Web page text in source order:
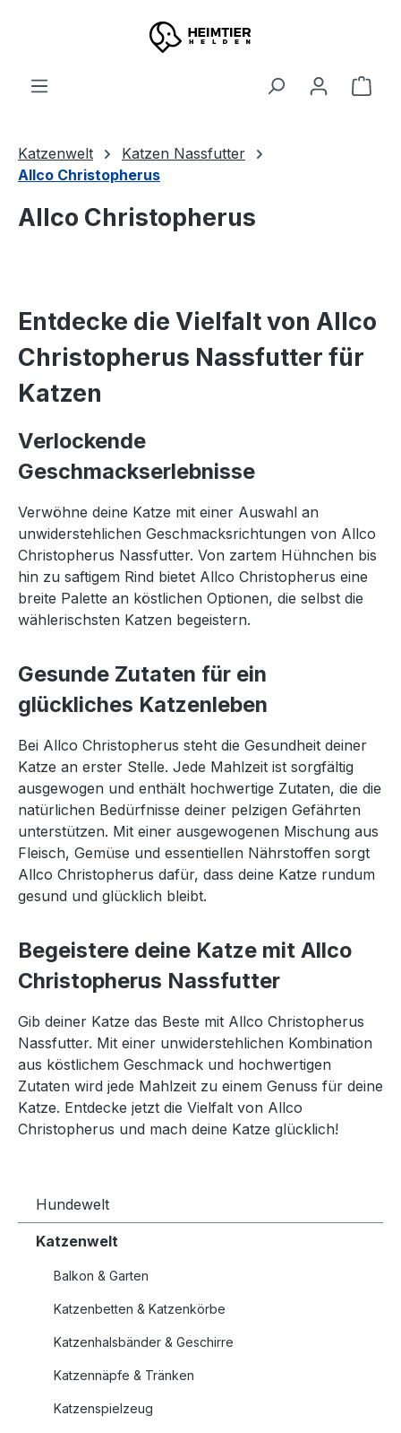
Zum Hauptinhalt springen
Katzenwelt
Katzen Nassfutter
Allco Christopherus
Allco Christopherus
Entdecke die Vielfalt von Allco
Christopherus Nassfutter für
Katzen
Verlockende
Geschmackserlebnisse
Verwöhne deine Katze mit einer Auswahl an
unwiderstehlichen Geschmacksrichtungen von Allco
Christopherus Nassfutter. Von zartem Hühnchen bis
hin zu saftigem Rind bietet Allco Christopherus eine
breite Palette an köstlichen Optionen, die selbst die
wählerischsten Katzen begeistern.
Gesunde Zutaten für ein
glückliches Katzenleben
Bei Allco Christopherus steht die Gesundheit deiner
Katze an erster Stelle. Jede Mahlzeit ist sorgfältig
ausgewogen und enthält hochwertige Zutaten, die die
natürlichen Bedürfnisse deiner pelzigen Gefährten
unterstützen. Mit einer ausgewogenen Mischung aus
Fleisch, Gemüse und essentiellen Nährstoffen sorgt
Allco Christopherus dafür, dass deine Katze rundum
gesund und glücklich bleibt.
Begeistere deine Katze mit Allco
Christopherus Nassfutter
Gib deiner Katze das Beste mit Allco Christopherus
Nassfutter. Mit einer unwiderstehlichen Kombination
aus köstlichem Geschmack und hochwertigen
Zutaten wird jede Mahlzeit zu einem Genuss für deine
Katze. Entdecke jetzt die Vielfalt von Allco
Christopherus und mach deine Katze glücklich!
Hundewelt
Katzenwelt
Balkon & Garten
Katzenbetten & Katzenkörbe
Katzenhalsbänder & Geschirre
Katzennäpfe & Tränken
Katzenspielzeug